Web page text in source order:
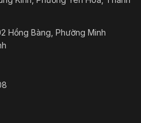
Hồng Bàng, Phường Minh